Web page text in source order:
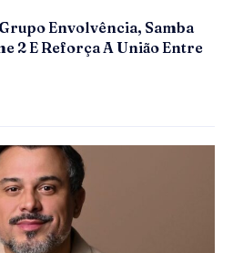
Envolvência, Samba
2 E Reforça A União Entre